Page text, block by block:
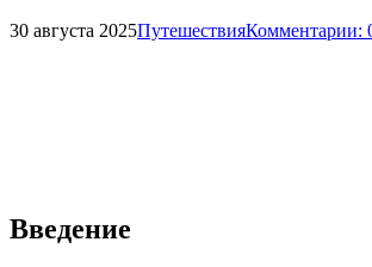
30 августа 2025ПутешествияКомментарии:
Введение